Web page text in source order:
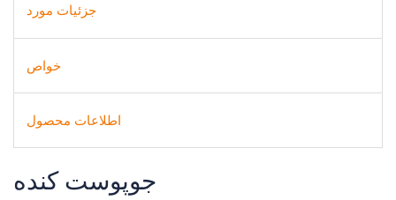
جزئیات مورد
خواص
اطلاعات محصول
جوپوست کنده